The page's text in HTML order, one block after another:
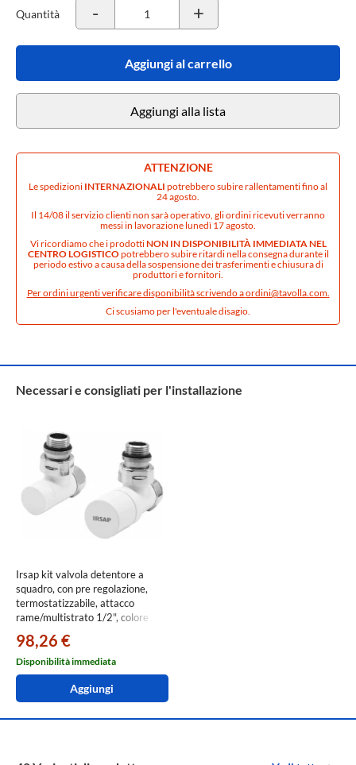
Quantità - +
Aggiungi al carrello
Aggiungi alla lista
ATTENZIONE
Le spedizioni INTERNAZIONALI potrebbero subire rallentamenti fino al
24 agosto.
Il 14/08 il servizio clienti non sarà operativo, gli ordini ricevuti verranno
messi in lavorazione lunedì 17 agosto.
Vi ricordiamo che i prodottiNON IN DISPONIBILITÀ IMMEDIATA NEL
CENTRO LOGISTICOpotrebbero subire ritardi nella consegna durante il
periodo estivo a causa della sospensione dei trasferimenti e chiusura di
produttori e fornitori.
Per ordini urgenti verificare disponibilità scrivendo aordini@tavolla.com.
Ci scusiamo per l'eventuale disagio.
Necessari e consigliati per l'installazione
Irsap kit valvola detentore a
squadro, con pre regolazione,
termostatizzabile, attacco
rame/multistrato 1/2", colore
Cod.01 VALKITSQUCU01
98,26 €
Disponibilità immediata
Aggiungi